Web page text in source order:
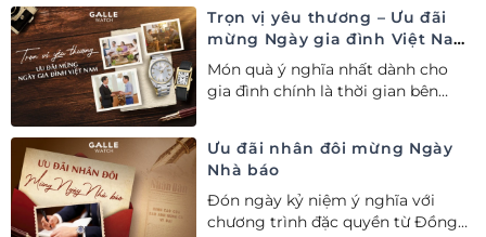
Trọn vị yêu thương – Ưu đãi
mừng Ngày gia đình Việt Nam
28/06
Món quà ý nghĩa nhất dành cho
gia đình chính là thời gian bên
Gia đình Việt Nam.
Ưu đãi nhân đôi mừng Ngày
Nhà báo
Đón ngày kỷ niệm ý nghĩa với
chương trình đặc quyền từ Đồng